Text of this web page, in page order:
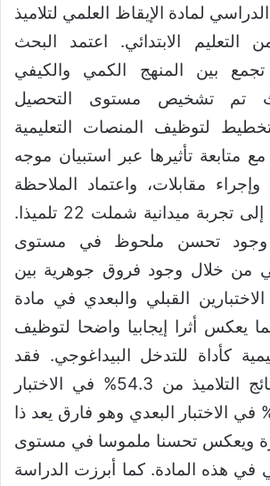
لمادة الإيقاظ العلمي لتلاميذ
التعليم الابتدائي. اعتمد البحث
بين المنهج الكمي والكيفي
تم تشخيص مستوى التحصيل
لتوظيف المنصات التعليمية
مع متابعة تأثيرها عبر استبيان موجه
معلما، وإجراء مقابلات، واعتماد الملاحظة
المباشرة، إضافة إلى تجربة ميدانية شملت 22 تلميذا.
وجود تحسن ملحوظ في مستوى
من خلال وجود فروق جوهرية بين
الاختبارين القبلي والبعدي في مادة
يعكس أثرا إيجابيا واضحا لتوظيف
كأداة للتدخل البيداغوجي. فقد
ارتفع متوسط نتائج التلاميذ من 54.3% في الاختبار
إلى 79.1% في الاختبار البعدي وهو فارق يعد ذا
ويعكس تحسنا ملموسا في مستوى
في هذه المادة. كما أبرزت الدراسة